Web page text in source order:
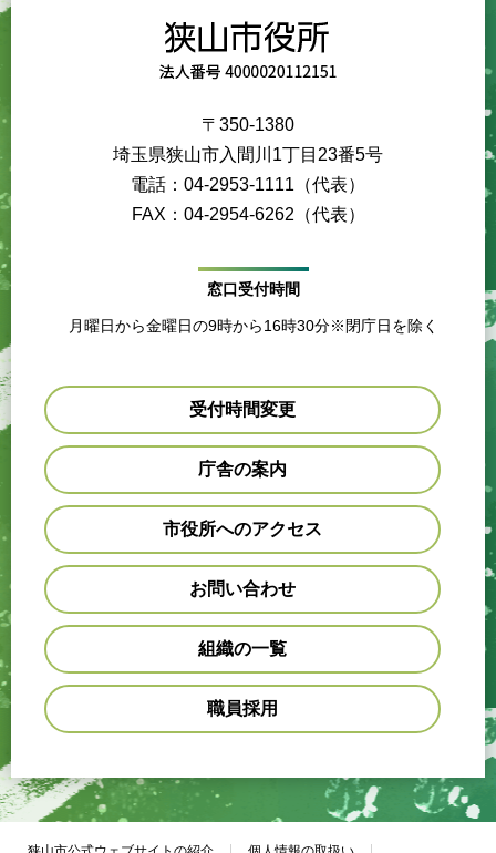
〒350-1380
埼玉県狭山市入間川1丁目23番5号
電話：04-2953-1111（代表）
FAX：04-2954-6262（代表）
窓口受付時間
月曜日から金曜日の9時から16時30分※閉庁日を除く
受付時間変更
庁舎の案内
市役所へのアクセス
お問い合わせ
組織の一覧
職員採用